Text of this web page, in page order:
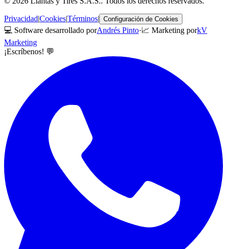
Privacidad|Cookies|Términos| Configuración de Cookies
💻 Software desarrollado porAndrés Pinto·📈 Marketing porkV
Marketing
¡Escríbenos! 💬